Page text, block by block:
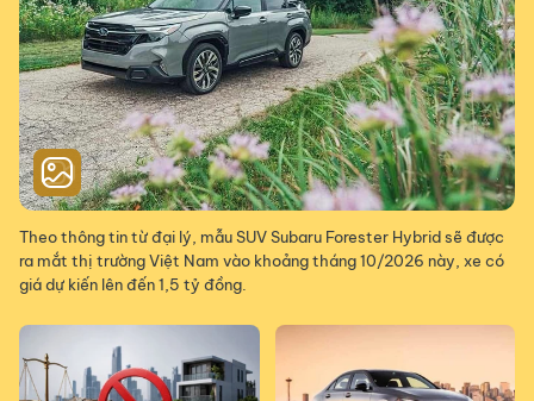
Theo thông tin từ đại lý, mẫu SUV Subaru Forester Hybrid sẽ được
ra mắt thị trường Việt Nam vào khoảng tháng 10/2026 này, xe có
giá dự kiến lên đến 1,5 tỷ đồng.